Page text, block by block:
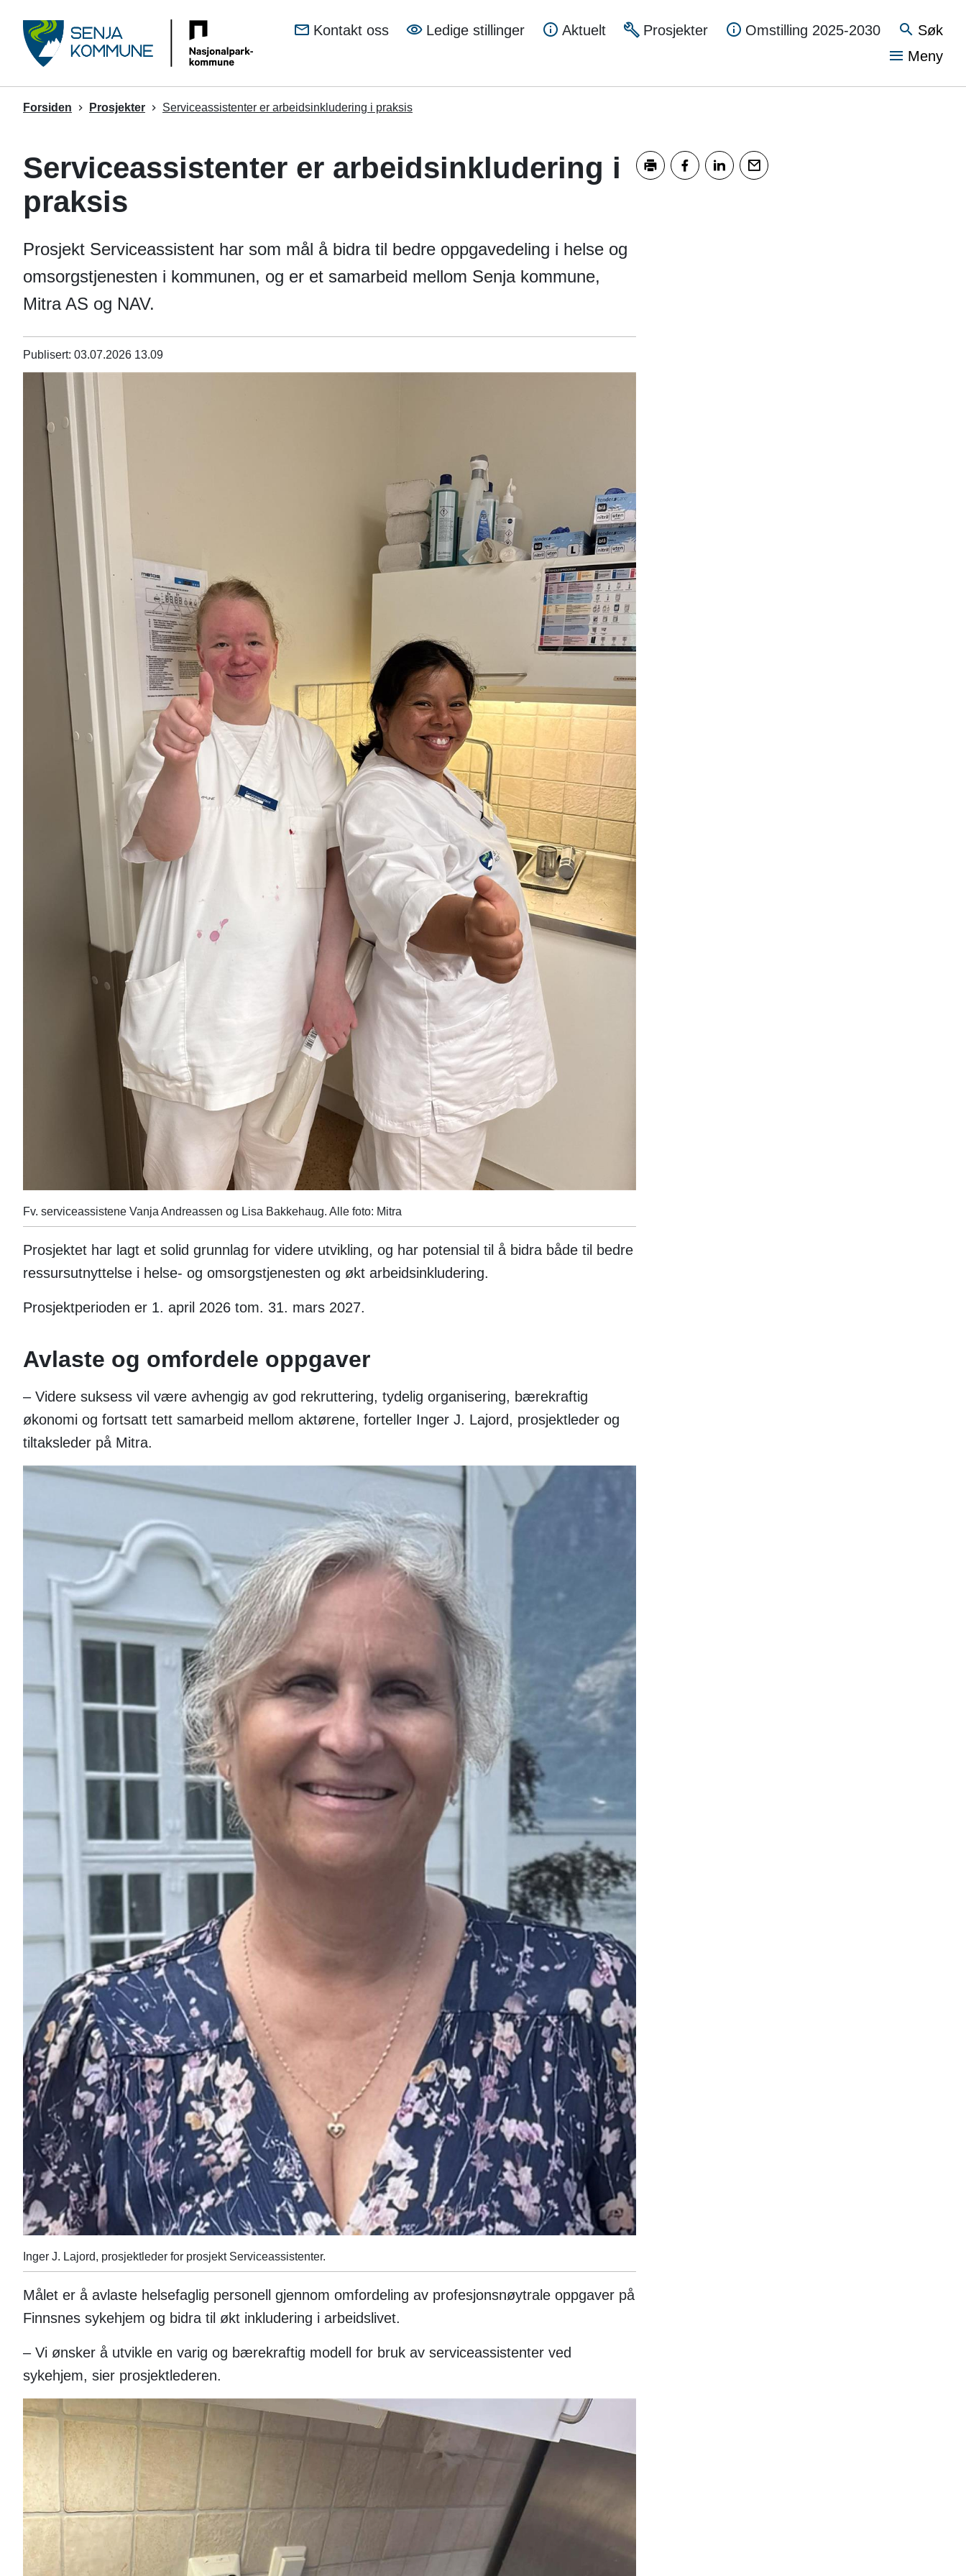
SenjaKontakt oss Ledige stillinger Aktuelt Prosjekter Omstilling 2025-2030
Søk
Vis
Meny
Du
Forsiden Prosjekter Serviceassistenter er arbeidsinkludering i praksis
Serviceassistenter er arbeidsinkludering i
praksis
Prosjekt Serviceassistent har som mål å bidra til bedre oppgavedeling i helse og
omsorgstjenesten i kommunen, og er et samarbeid mellom Senja kommune,
Mitra AS og NAV.
Publisert 03.07.2026 13.09
Fv. serviceassistene Vanja Andreassen og Lisa Bakkehaug. Alle foto: Mitra
Prosjektet har lagt et solid grunnlag for videre utvikling, og har potensial til å bidra både til bedre
ressursutnyttelse i helse- og omsorgstjenesten og økt arbeidsinkludering.
Prosjektperioden er 1. april 2026 tom. 31. mars 2027.
Avlaste og omfordele oppgaver
– Videre suksess vil være avhengig av god rekruttering, tydelig organisering, bærekraftig
økonomi og fortsatt tett samarbeid mellom aktørene, forteller Inger J. Lajord, prosjektleder og
tiltaksleder på Mitra.
Inger J. Lajord, prosjektleder for prosjekt Serviceassistenter.
Målet er å avlaste helsefaglig personell gjennom omfordeling av profesjonsnøytrale oppgaver på
Finnsnes sykehjem og bidra til økt inkludering i arbeidslivet.
– Vi ønsker å utvikle en varig og bærekraftig modell for bruk av serviceassistenter ved
sykehjem, sier prosjektlederen.